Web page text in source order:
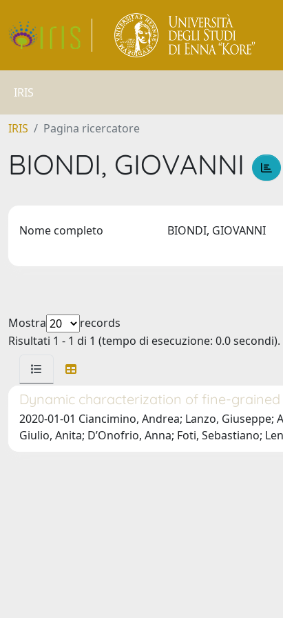
IRIS
IRIS Pagina ricercatore
BIONDI, GIOVANNI
Nome completo BIONDI, GIOVANNI
Mostra
records
Risultati 1 - 1 di 1 (tempo di esecuzione: 0.0 secondi).
Dynamic characterization of fine-
2020-01-01 Ciancimino, Andrea; Lanzo,
Giulio, Anita; D’Onofrio, Anna; Foti, Sebastiano;